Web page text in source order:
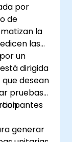
por
de
la
las
un
dirigida
desean
pruebas
con
generar